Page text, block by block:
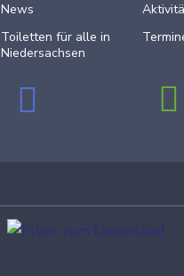
News
Toiletten für alle in
Nieder­sachsen